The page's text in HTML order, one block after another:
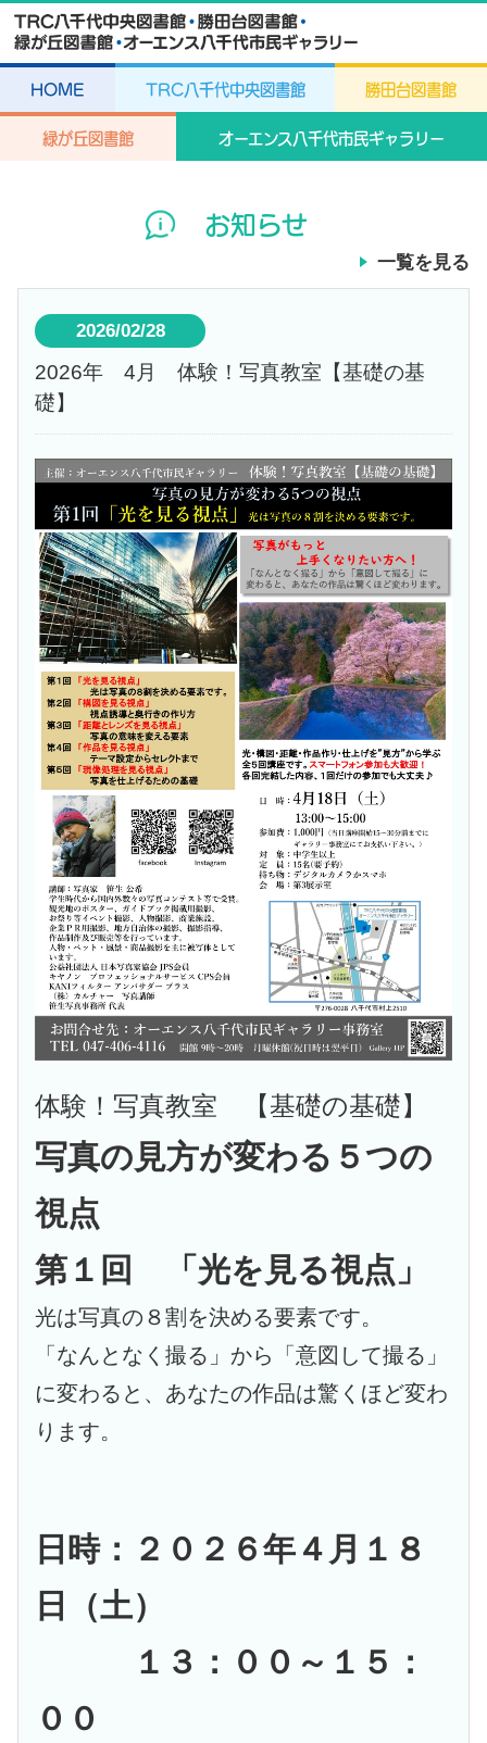
HOME TRC八千代中央図書館 勝田台図書館
緑が丘図書館 オーエンス八千代市民ギャラリー
お知らせ
一覧を見る
2026/02/28
2026年 4月 体験！写真教室【基礎の基
礎】
体験！写真教室 【基礎の基礎】
写真の見方が変わる５つの
視点
第１回 「光を見る視点」
光は写真の８割を決める要素です。
「なんとなく撮る」から「意図して撮る」
に変わると、あなたの作品は驚くほど変わ
ります。
日時：２０２６年４月１８
日（土）
１３：００～１５：
００